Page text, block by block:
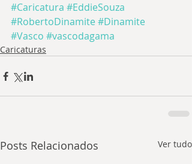
#Caricatura #EddieSouza
#RobertoDinamite#Dinamite
#Vasco #vascodagama
Caricaturas
Posts Relacionados Ver tudo